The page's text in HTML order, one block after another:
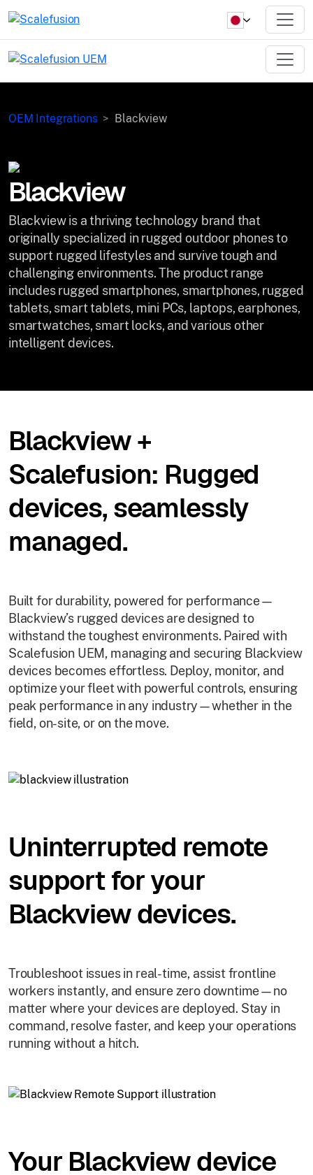
OEM Integrations Blackview
Blackview
Blackview is a thriving technology brand that
originally specialized in rugged outdoor phones to
support rugged lifestyles and survive tough and
challenging environments. The product range
includes rugged smartphones, smartphones, rugged
tablets, smart tablets, mini PCs, laptops, earphones,
smartwatches, smart locks, and various other
intelligent devices.
Blackview +
Scalefusion: Rugged
devices, seamlessly
managed.
Built for durability, powered for performance—
Blackview’s rugged devices are designed to
withstand the toughest environments. Paired with
Scalefusion UEM, managing and securing Blackview
devices becomes effortless. Deploy, monitor, and
optimize your fleet with powerful controls, ensuring
peak performance in any industry—whether in the
field, on-site, or on the move.
Uninterrupted remote
support for your
Blackview devices.
Troubleshoot issues in real-time, assist frontline
workers instantly, and ensure zero downtime—no
matter where your devices are deployed. Stay in
command, resolve faster, and keep your operations
running without a hitch.
Your Blackview device